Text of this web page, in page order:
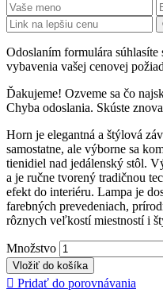
Odoslaním formulára
vybavenia vašej cenovej
Ďakujeme! Ozveme sa čo
Chyba odoslania. Skúste
Horn je elegantná a štýlová
samostatne, ale výborne sa
tienidiel nad jedálenský stôl.
a je ručne tvorený tradičnou
efekt do interiéru. Lampa je
farebných prevedeniach,
rôznych veľkostí miestností i
Množstvo
Vložiť do košíka
 Pridať do porovnávania